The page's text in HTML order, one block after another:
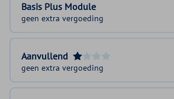
Basis Plus Module
geen extra vergoeding
Aanvullend
geen extra vergoeding